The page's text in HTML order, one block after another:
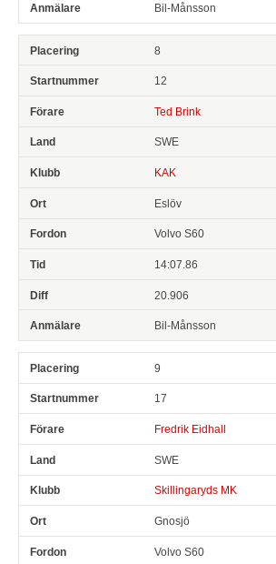
Bil-Månsson
8
12
Ted Brink
SWE
KAK
Eslöv
Volvo S60
14:07.86
20.906
Bil-Månsson
9
17
Fredrik Eidhall
SWE
Skillingaryds MK
Gnosjö
Volvo S60